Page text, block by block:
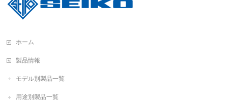
ホーム
製品情報
モデル別製品一覧
用途別製品一覧